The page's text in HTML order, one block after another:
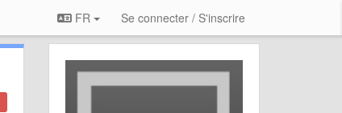
FR Se connecter / S'inscrire